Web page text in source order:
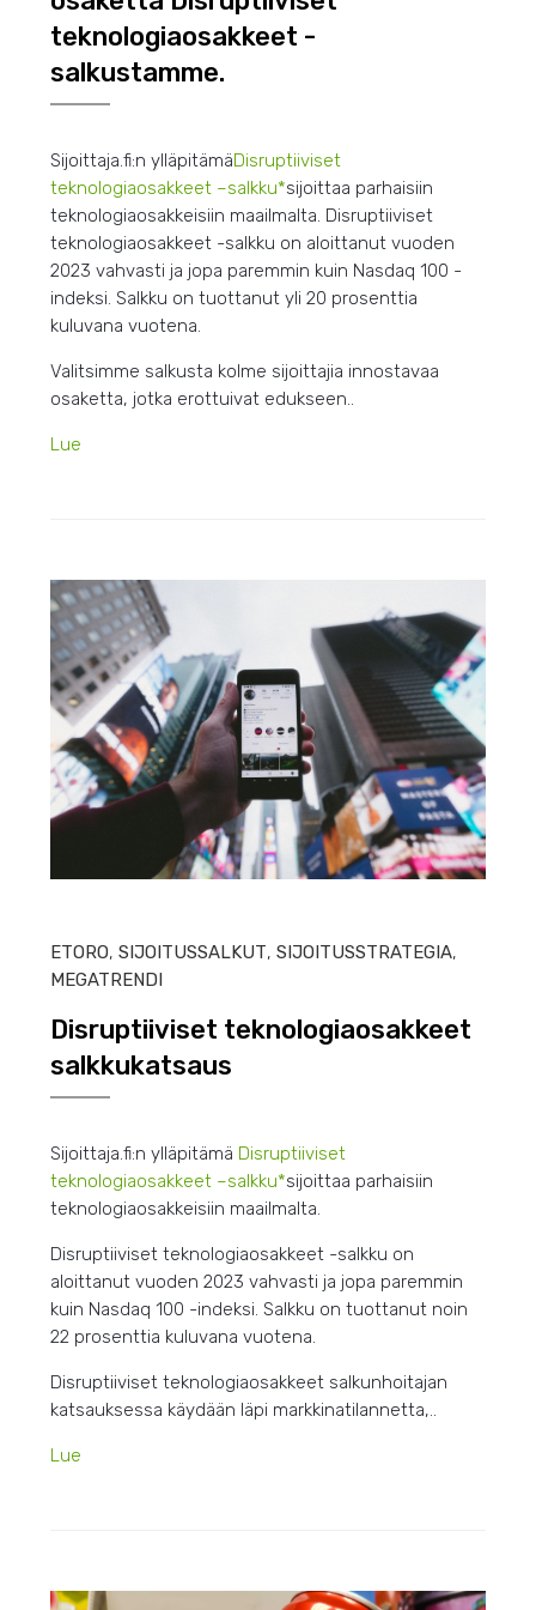
teknologiaosakkeet -
salkustamme.
Sijoittaja.fi:n ylläpitämäDisruptiiviset
teknologiaosakkeet –salkku*sijoittaa parhaisiin
teknologiaosakkeisiin maailmalta. Disruptiiviset
teknologiaosakkeet -salkku on aloittanut vuoden
2023 vahvasti ja jopa paremmin kuin Nasdaq 100 -
indeksi. Salkku on tuottanut yli 20 prosenttia
kuluvana vuotena.
Valitsimme salkusta kolme sijoittajia innostavaa
osaketta, jotka erottuivat edukseen..
Lue
ETORO,SIJOITUSSALKUT,SIJOITUSSTRATEGIA,
MEGATRENDI
Disruptiiviset teknologiaosakkeet
salkkukatsaus
Sijoittaja.fi:n ylläpitämä Disruptiiviset
teknologiaosakkeet –salkku*sijoittaa parhaisiin
teknologiaosakkeisiin maailmalta.
Disruptiiviset teknologiaosakkeet -salkku on
aloittanut vuoden 2023 vahvasti ja jopa paremmin
kuin Nasdaq 100 -indeksi. Salkku on tuottanut noin
22 prosenttia kuluvana vuotena.
Disruptiiviset teknologiaosakkeet salkunhoitajan
katsauksessa käydään läpi markkinatilannetta,..
Lue